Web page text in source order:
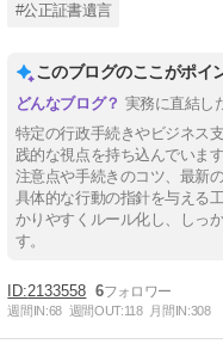
#公正証書遺言
このブログのここがポイ
実務に直結し
特定の行政手続きやビジネス
践的な視点を持ち込んでいま
注意点や手続きのコツ、最新
具体的な行動の指針を与える
かりやすくルール化し、しっ
す。
2133558 6
週間IN:68 週間OUT:118 月間IN:308